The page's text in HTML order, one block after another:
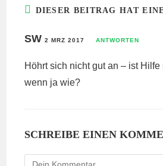
DIESER BEITRAG HAT
SW2 MRZ 2017 ANTWORTEN
Höhrt sich nicht gut an – ist Hilfe
wenn ja wie?
SCHREIBE EINEN
Kommentieren